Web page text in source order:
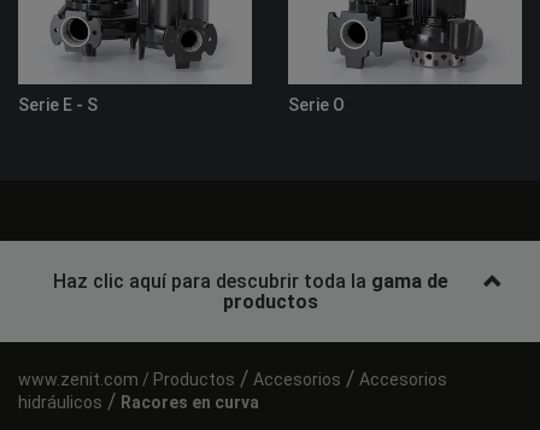
Serie E - S Serie O
Haz clic aquí para descubrir toda la gama de
productos
Productos / Accesorios / Accesorios
hidráulicos / Racores en curva